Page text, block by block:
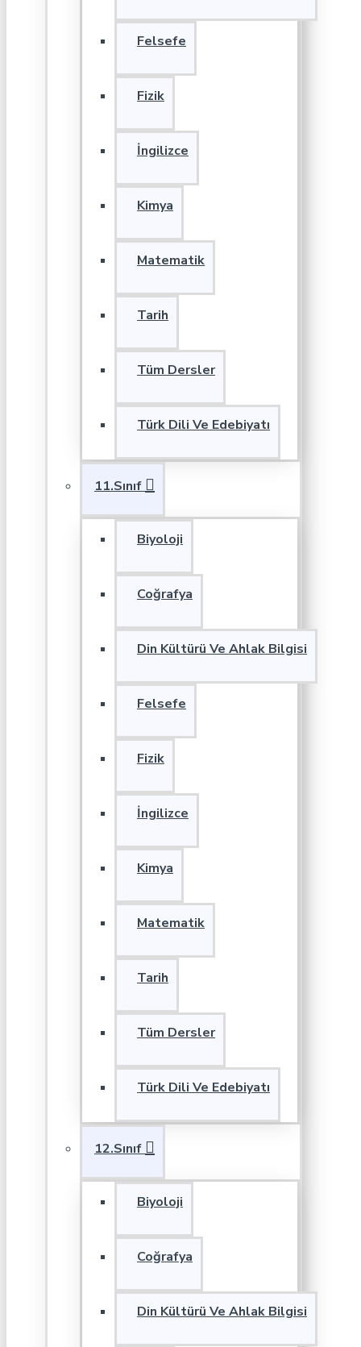
Felsefe
Fizik
İngilizce
Kimya
Matematik
Tarih
Tüm Dersler
Türk Dili Ve Edebiyatı
11.Sınıf
Biyoloji
Coğrafya
Din Kültürü Ve Ahlak Bilgisi
Felsefe
Fizik
İngilizce
Kimya
Matematik
Tarih
Tüm Dersler
Türk Dili Ve Edebiyatı
12.Sınıf
Biyoloji
Coğrafya
Din Kültürü Ve Ahlak Bilgisi